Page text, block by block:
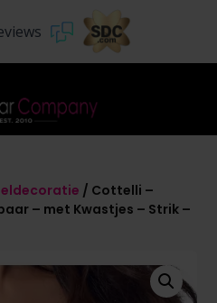
/ Cottelli –
– met Kwastjes – Strik –